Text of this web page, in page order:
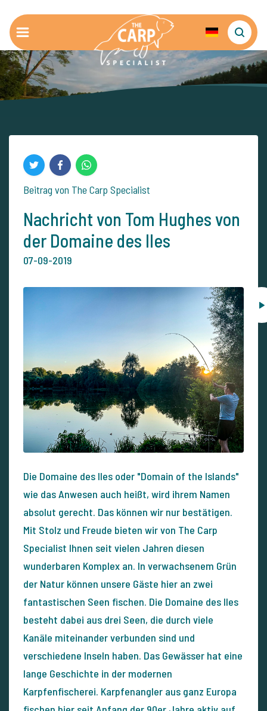
Beitrag von The Carp Specialist
Nachricht von Tom Hughes von
der Domaine des Iles
07-09-2019
Die Domaine des Iles oder "Domain of the Islands"
wie das Anwesen auch heißt, wird ihrem Namen
absolut gerecht. Das können wir nur bestätigen.
Mit Stolz und Freude bieten wir von The Carp
Specialist Ihnen seit vielen Jahren diesen
wunderbaren Komplex an. In verwachsenem Grün
der Natur können unsere Gäste hier an zwei
fantastischen Seen fischen. Die Domaine des Iles
besteht dabei aus drei Seen, die durch viele
Kanäle miteinander verbunden sind und
verschiedene Inseln haben. Das Gewässer hat eine
lange Geschichte in der modernen
Karpfenfischerei. Karpfenangler aus ganz Europa